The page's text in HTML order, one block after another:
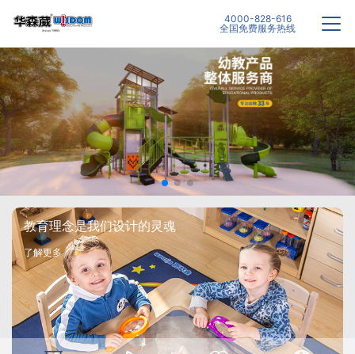
4000-828-616
全国免费服务热线
教育理念是我们设计的灵魂
了解更多 →